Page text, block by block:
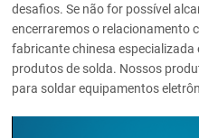
desafios. Se não for possível
encerraremos o relacionamento
fabricante chinesa especializada
produtos de solda. Nossos
para soldar equipamentos